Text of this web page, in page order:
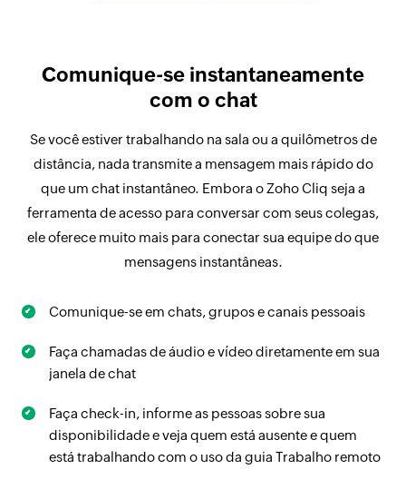
Comunique-se instantaneamente
com o chat
Se você estiver trabalhando na sala ou a quilômetros de
distância, nada transmite a mensagem mais rápido do
que um chat instantâneo. Embora o Zoho Cliq seja a
ferramenta de acesso para conversar com seus colegas,
ele oferece muito mais para conectar sua equipe do que
mensagens instantâneas.
Comunique-se em chats, grupos e canais pessoais
Faça chamadas de áudio e vídeo diretamente em sua
janela de chat
Faça check-in, informe as pessoas sobre sua
disponibilidade e veja quem está ausente e quem
está trabalhando com o uso da guia Trabalho remoto